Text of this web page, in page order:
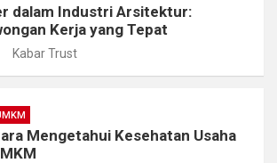
dalam Industri Arsitektur:
Kerja yang Tepat
Kabar Trust
Mengetahui Kesehatan Usaha